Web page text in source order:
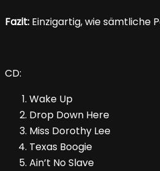
Fazit: Einzigartig, wie sämtliche
CD:
Wake Up
Drop Down Here
Miss Dorothy Lee
Texas Boogie
Ain’t No Slave